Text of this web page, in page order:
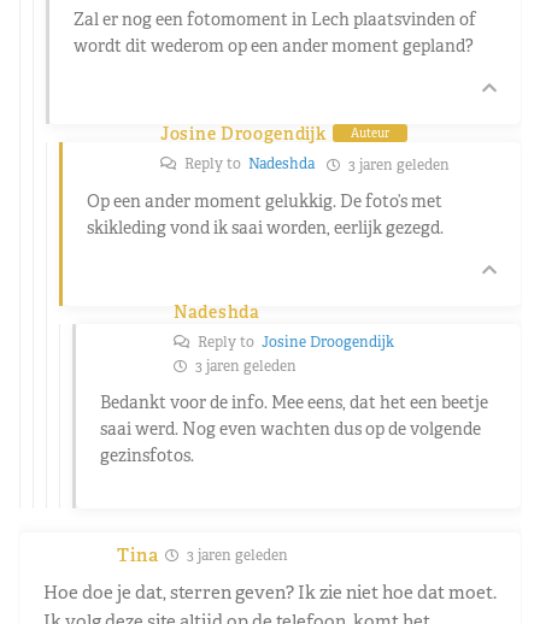
Zal er nog een fotomoment in Lech plaatsvinden of
wordt dit wederom op een ander moment gepland?
Josine Droogendijk Auteur
Reply to Nadeshda 3 jaren geleden
Op een ander moment gelukkig. De foto’s met
skikleding vond ik saai worden, eerlijk gezegd.
Nadeshda
Reply to Josine Droogendijk
3 jaren geleden
Bedankt voor de info. Mee eens, dat het een beetje
saai werd. Nog even wachten dus op de volgende
gezinsfotos.
Tina 3 jaren geleden
Hoe doe je dat, sterren geven? Ik zie niet hoe dat moet.